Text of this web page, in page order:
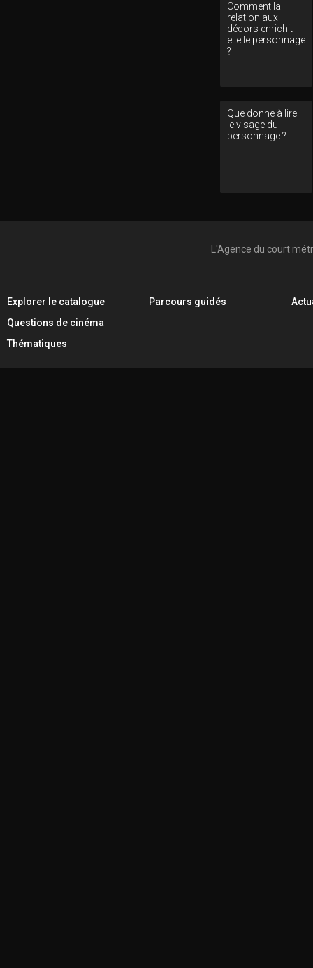
Comment la
relation aux
décors enrichit-
elle le personnage
?
Que donne à lire
le visage du
personnage ?
L'Agence du court
Explorer le catalogue
Questions de cinéma
Thématiques
Parcours guidés